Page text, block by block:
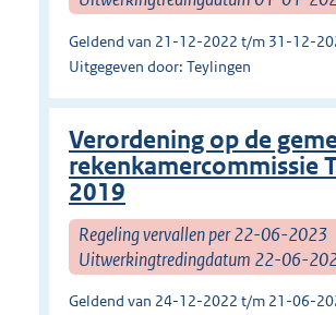
Geldend van 21-12-2022 t/m 31-12-
Uitgegeven door: Teylingen
Verordening op de
rekenkamercommissie
2019
Regeling vervallen per 22-06-2023
Uitwerkingtredingdatum 22-06-
Geldend van 24-12-2022 t/m 21-06-